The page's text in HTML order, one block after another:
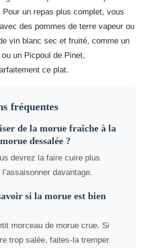
Pour un repas plus complet, vous
des pommes de terre vapeur ou
vin blanc sec et fruité, comme un
un Picpoul de Pinet,
ce plat.
fréquentes
de la morue fraîche à la
dessalée ?
devrez la faire cuire plus
davantage.
si la morue est bien
morceau de morue crue. Si
trop salée, faites-la tremper